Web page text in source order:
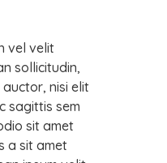
vel velit
sollicitudin,
nisi elit
sagittis sem
sit amet
a sit amet